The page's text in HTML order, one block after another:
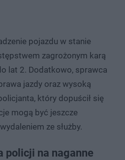
pojazdu w stanie
zagrożonym karą
lat 2. Dodatkowo, sprawca
jazdy oraz wysoką
który dopuścił się
mogą być jeszcze
ze służby.
policji na naganne